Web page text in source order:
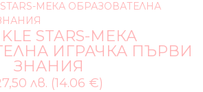
STARS-МЕКА ОБРАЗОВАТЕЛНА
STARS-МЕКА
ИГРАЧКА ПЪРВИ
ЗНАНИЯ
лв. (14.06 €)